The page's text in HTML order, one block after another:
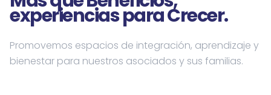
experiencias para Crecer.
Promovemos espacios de integración, aprendizaje y
bienestar para nuestros asociados y sus familias.